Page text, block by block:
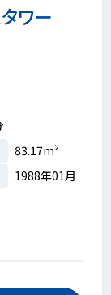
ワー
83.17m²
1988年01月